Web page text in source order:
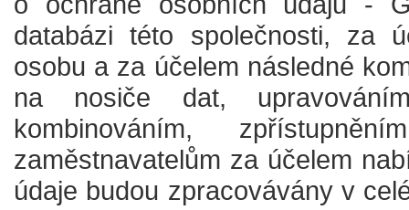
databázi této společnosti, za
osobu a za účelem následné
na nosiče dat,
kombinováním,
zaměstnavatelům za účelem
údaje budou zpracovávány v